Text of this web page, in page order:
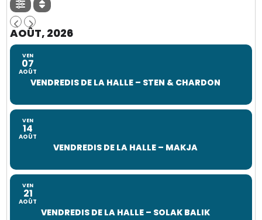
AOÛT, 2026
VEN
07
AOÛT
VENDREDIS DE LA HALLE – STEN & CHARDON
VEN
14
AOÛT
VENDREDIS DE LA HALLE – MAKJA
VEN
21
AOÛT
VENDREDIS DE LA HALLE – SOLAK BALIK